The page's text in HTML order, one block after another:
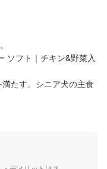
ソフト｜チキン&野菜入
たす。シニア犬の主食
以上の犬向けの総合栄養